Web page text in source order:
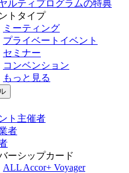
ルティプログラムの特典
トタイプ
ミーティング
プライベートイベント
セミナー
コンベンション
もっと見る
ト主催者
者
ーシップカード
ALL Accor+ Voyager